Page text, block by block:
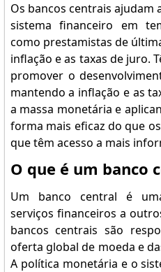
Os bancos centrais ajudam
sistema financeiro em
como prestamistas de
inflação e as taxas de juro.
promover o
mantendo a inflação e as
a massa monetária e
forma mais eficaz do que
que têm acesso a mais
O que é um banco
Um banco central é
serviços financeiros a
bancos centrais são
oferta global de moeda e
A política monetária e o